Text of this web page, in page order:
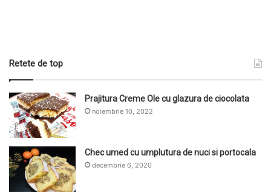
Retete de top
Prajitura Creme Ole cu glazura de ciocolata
noiembrie 10, 2022
Chec umed cu umplutura de nuci si portocala
decembrie 6, 2020